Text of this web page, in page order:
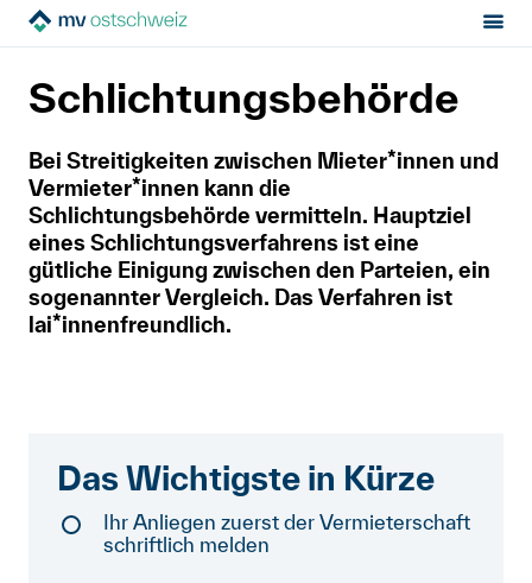
Hilfe von Fachleuten
Politik & Positionen
Über uns
Schlichtungsbehörde
Bei Streitigkeiten zwischen Mieter*innen und
Vermieter*innen kann die
Schlichtungsbehörde vermitteln. Hauptziel
eines Schlichtungsverfahrens ist eine
gütliche Einigung zwischen den Parteien, ein
sogenannter Vergleich. Das Verfahren ist
lai*innenfreundlich.
Das Wichtigste in Kürze
Ihr Anliegen zuerst der Vermieterschaft
schriftlich melden